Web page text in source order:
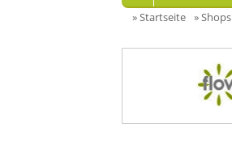
»Startseite »Shops